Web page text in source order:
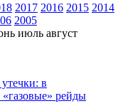
2017 2016 2015 2014
2005
июль август
в
«газовые» рейды